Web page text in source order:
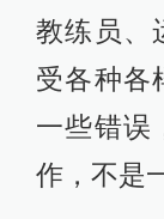
教练员、
受各种各
一些错误
作，不是